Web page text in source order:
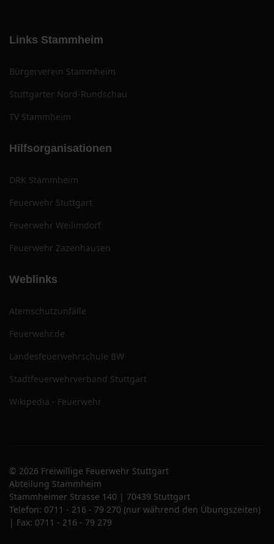
Links Stammheim
Bürgerverein Stammheim
Stuttgarter Nord-Rundschau
TV Stammheim
Hilfsorganisationen
DRK Stammheim
Feuerwehr Stuttgart
Feuerwehr Weilimdorf
Feuerwehr Zazenhausen
Weblinks
Atemschutzunfälle
Feuerwehr.de
Landesfeuerwehrschule BW
Stadtfeuerwehrverband Stuttgart
Wikipedia - Feuerwehr
© 2026 Freiwillige Feuerwehr Stuttgart
Abteilung Stammheim
Stammheimer Strasse 140 | 70439 Stuttgart
Telefon: 0711 - 216 - 79 270 (nur während den Übungszeiten)
| Fax: 0711 - 216 - 79 279